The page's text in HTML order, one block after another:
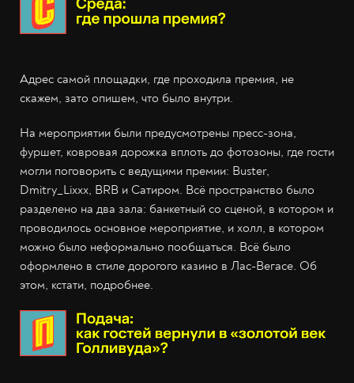
Адрес самой площадки, где проходила премия, не
скажем, зато опишем, что было внутри.
На мероприятии были предусмотрены пресс-зона,
фуршет, ковровая дорожка вплоть до фотозоны, где гости
могли поговорить с ведущими премии: Buster,
Dmitry_Lixxx, BRB и Сатиром. Всё пространство было
разделено на два зала: банкетный со сценой, в котором и
проводилось основное мероприятие, и холл, в котором
можно было неформально пообщаться. Всё было
оформлено в стиле дорогого казино в Лас-Вегасе. Об
этом, кстати, подробнее.